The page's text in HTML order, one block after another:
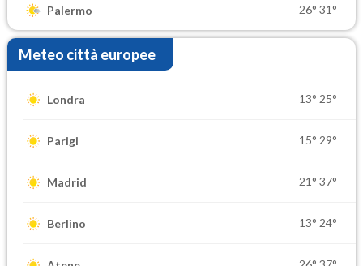
Palermo 26° 31°
Meteo città europee
Londra 13° 25°
Parigi 15° 29°
Madrid 21° 37°
Berlino 13° 24°